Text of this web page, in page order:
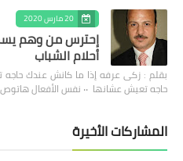
20 مارس 2020
أحلام الشباب
حاجه تعيش عشانها ٠٠ نفس الأفعال هاتوص…
المشاركات الأخيرة